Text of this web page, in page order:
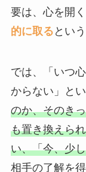
要は、心を開く
的に取る とい
では、「いつ
からない」とい
のか、そのき
も置き換えら
い、「今、少
相手の了解を